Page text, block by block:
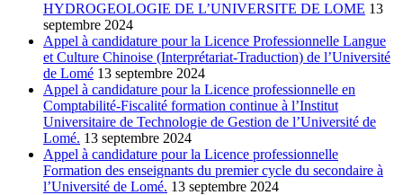
HYDROGEOLOGIE DE L’UNIVERSITE DE LOME 13
septembre 2024
Appel à candidature pour la Licence Professionnelle Langue
et Culture Chinoise (Interprétariat-Traduction) de l’Université
de Lomé 13 septembre 2024
Appel à candidature pour la Licence professionnelle en
Comptabilité-Fiscalité formation continue à l’Institut
Universitaire de Technologie de Gestion de l’Université de
Lomé. 13 septembre 2024
Appel à candidature pour la Licence professionnelle
Formation des enseignants du premier cycle du secondaire à
l’Université de Lomé. 13 septembre 2024